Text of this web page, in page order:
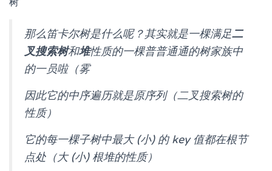
树
那么笛卡尔树是什么呢？其实就是一棵满足二
叉搜索树和堆性质的一棵普普通通的树家族中
的一员啦（雾
因此它的中序遍历就是原序列（二叉搜索树的
性质）
它的每一棵子树中最大 (小) 的 key 值都在根节
点处（大 (小) 根堆的性质）